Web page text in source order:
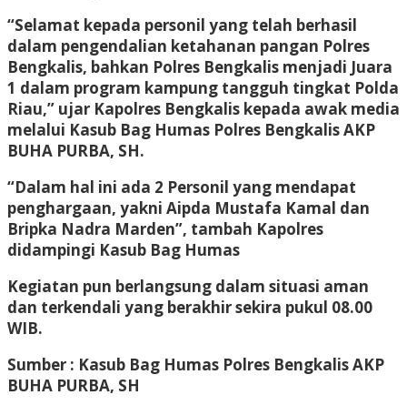
“Selamat kepada personil yang telah berhasil
dalam pengendalian ketahanan pangan Polres
Bengkalis, bahkan Polres Bengkalis menjadi Juara
1 dalam program kampung tangguh tingkat Polda
Riau,” ujar Kapolres Bengkalis kepada awak media
melalui Kasub Bag Humas Polres Bengkalis AKP
BUHA PURBA, SH.
“Dalam hal ini ada 2 Personil yang mendapat
penghargaan, yakni Aipda Mustafa Kamal dan
Bripka Nadra Marden”, tambah Kapolres
didampingi Kasub Bag Humas
Kegiatan pun berlangsung dalam situasi aman
dan terkendali yang berakhir sekira pukul 08.00
WIB.
Sumber : Kasub Bag Humas Polres Bengkalis AKP
BUHA PURBA, SH